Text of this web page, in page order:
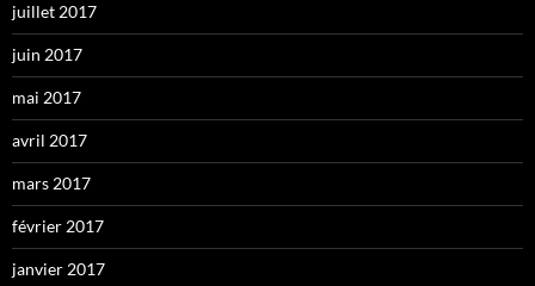
juillet 2017
juin 2017
mai 2017
avril 2017
mars 2017
février 2017
janvier 2017